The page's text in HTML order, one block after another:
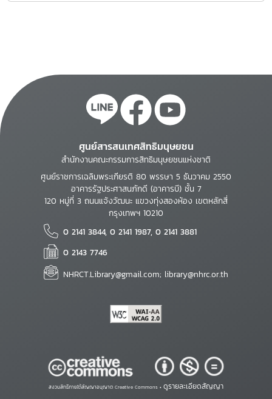
ศูนย์สารสนเทศสิทธิมนุษยชน
สำนักงานคณะกรรมการสิทธิมนุษยชนแห่งชาติ
ศูนย์ราชการเฉลิมพระเกียรติ 80 พรรษา 5 ธันวาคม 2550
อาคารรัฐประศาสนภักดี (อาคารบี) ชั้น 7
120 หมู่ที่ 3 ถนนแจ้งวัฒนะ แขวงทุ่งสองห้อง เขตหลักสี่
กรุงเทพฯ 10210
0 2141 3844, 0 2141 1987, 0 2141 3881
0 2143 7746
NHRCT.Library@gmail.com; library@nhrc.or.th
สงวนสิทธิ์ภายใต้สัญญาอนุญาต Creative Commons • ดูรายละเอียดสัญญา